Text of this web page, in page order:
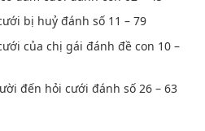
bị huỷ đánh số 11 – 79
của chị gái đánh đề con 10 –
đến hỏi cưới đánh số 26 – 63